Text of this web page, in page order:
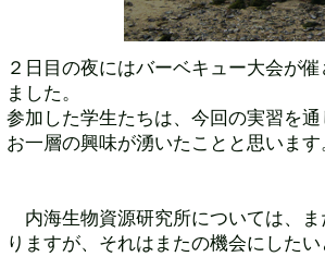
２日目の夜にはバーベキュー大会が
ました。
参加した学生たちは、今回の実習を
お一層の興味が湧いたことと思います
内海生物資源研究所については、
りますが、それはまたの機会にした